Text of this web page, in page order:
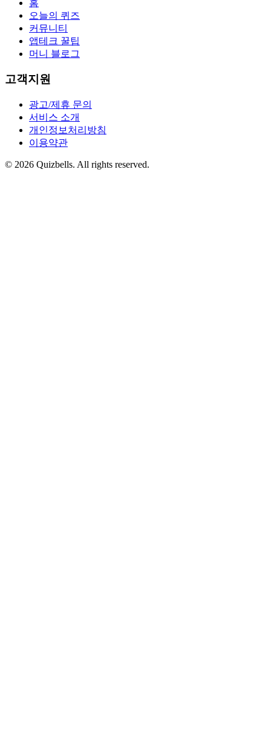
홈
오늘의 퀴즈
커뮤니티
앱테크 꿀팁
머니 블로그
고객지원
광고/제휴 문의
서비스 소개
개인정보처리방침
이용약관
© 2026 Quizbells. All rights reserved.